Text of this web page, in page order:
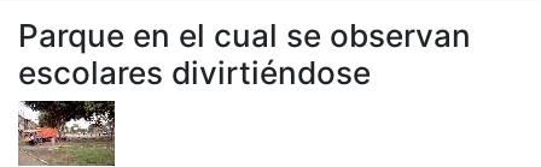
Parque en el cual se observan
escolares divirtiéndose